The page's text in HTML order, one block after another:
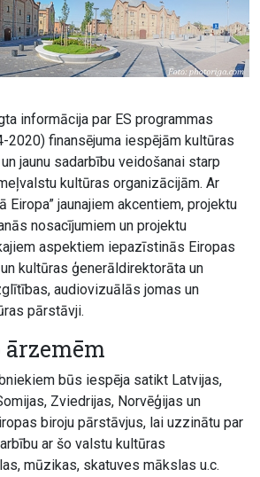
informācija par ES programmas
2020) finansējuma iespējām kultūras
jaunu sadarbību veidošanai starp
kultūras organizācijām. Ar
Eiropa” jaunajiem akcentiem, projektu
nosacījumiem un projektu
aspektiem iepazīstinās Eiropas
kultūras ģenerāldirektorāta un
audiovizuālās jomas un
pārstāvji.
būs iespēja satikt Latvijas,
Zviedrijas, Norvēģijas un
biroju pārstāvjus, lai uzzinātu par
ar šo valstu kultūras
mūzikas, skatuves mākslas u.c.